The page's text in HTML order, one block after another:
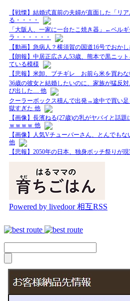
【戦慄】結婚式直前の夫婦が直面した「リ
る・・・・
「大阪人、一家に一台たこ焼き器」←ベル
ラ・・・・・・
【動画】急病人？横須賀の国道16号でおか
【朗報】中居正広さん53歳、熊本で黒ニッ
ている模様
【悲報】米卸、ブチギレ お前ら米を買わ
36歳の彼女と結婚したいのに、家族が猛反
び出した… 他
クーラーボックス積んで出発→途中で買い
獄すぎた 他
【画像】長濱ねる(27歳)の乳がヤバイと話
ｗｗｗｗ 他
【画像】人気Vチューバーさん、とんでも
他
【悲報】2050年の日本、独身ボッチ祭りが
Powered by livedoor 相互RSS